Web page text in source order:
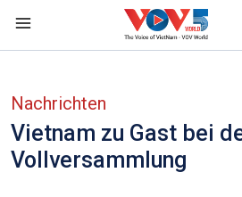
Nachrichten
Vietnam zu Gast bei
Vollversammlung